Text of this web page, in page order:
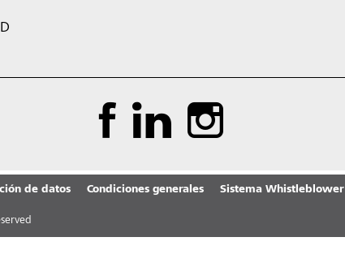
de datos Condiciones generales
Sistema Whistleblower